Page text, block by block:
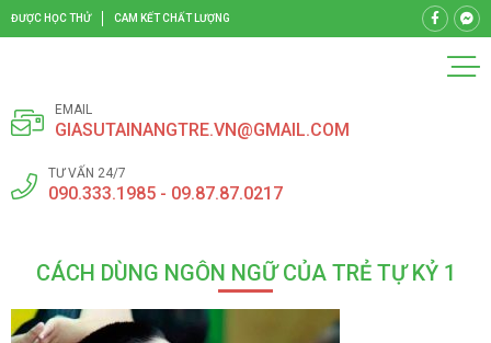
ĐƯỢC HỌC THỬ CAM KẾT CHẤT LƯỢNG
EMAIL
GIASUTAINANGTRE.VN@GMAIL.COM
TƯ VẤN 24/7
090.333.1985 - 09.87.87.0217
CÁCH DÙNG NGÔN NGỮ CỦA TRẺ TỰ KỶ 1